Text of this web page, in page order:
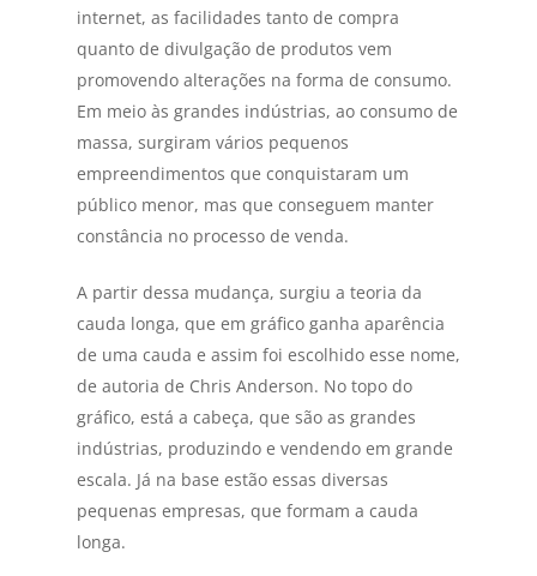
internet, as facilidades tanto de compra
quanto de divulgação de produtos vem
promovendo alterações na forma de consumo.
Em meio às grandes indústrias, ao consumo de
massa, surgiram vários pequenos
empreendimentos que conquistaram um
público menor, mas que conseguem manter
constância no processo de venda.
A partir dessa mudança, surgiu a teoria da
cauda longa, que em gráfico ganha aparência
de uma cauda e assim foi escolhido esse nome,
de autoria de Chris Anderson. No topo do
gráfico, está a cabeça, que são as grandes
indústrias, produzindo e vendendo em grande
escala. Já na base estão essas diversas
pequenas empresas, que formam a cauda
longa.